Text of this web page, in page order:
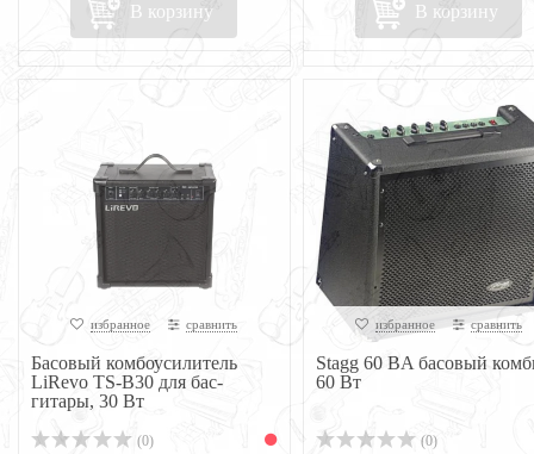
В корзину В корзину
избранное сравнить
Басовый комбоусилитель
LiRevo TS-B30 для бас-
гитары, 30 Вт
(0)
избранное сравнить
Stagg 60 BA басовый
60 Вт
(0)